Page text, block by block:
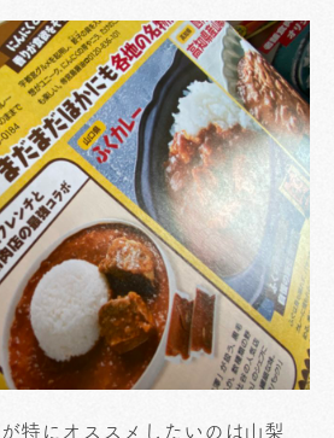
特にオススメしたいのは山梨